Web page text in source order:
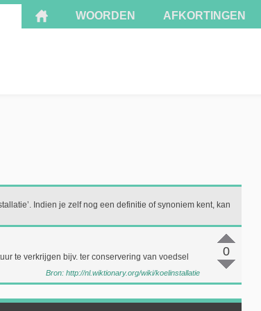
WOORDEN AFKORTINGEN
Indien je zelf nog een definitie of synoniem kent, kan
0
te verkrijgen bijv. ter conservering van voedsel
Bron: http://nl.wiktionary.org/wiki/koelinstallatie